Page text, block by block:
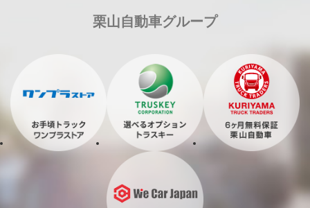
栗山自動車グループ